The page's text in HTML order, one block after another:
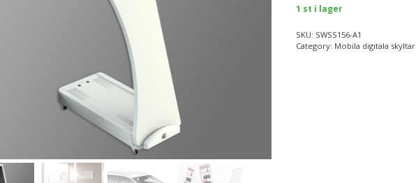
1 st i lager
SKU: SWSS156-A1
Category: Mobila digitala skyltar